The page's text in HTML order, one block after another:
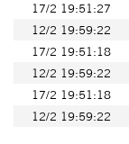
17/2 19:51:27
12/2 19:59:22
17/2 19:51:18
12/2 19:59:22
17/2 19:51:18
12/2 19:59:22